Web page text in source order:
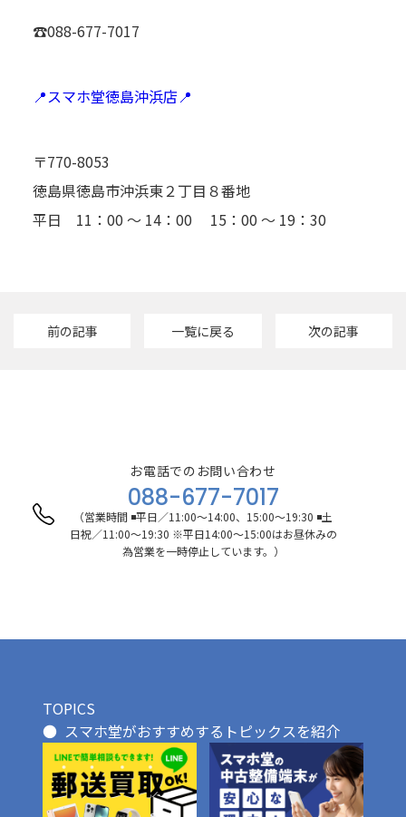
☎088-677-7017
📍スマホ堂徳島沖浜店📍
〒770-8053
徳島県徳島市沖浜東２丁目８番地
平日 11：00 ～ 14：00 15：00 ～ 19：30
前の記事 一覧に戻る 次の記事
お電話でのお問い合わせ
088-677-7017
（営業時間 ◾️平日／11:00〜14:00、15:00〜19:30 ◾️土
日祝／11:00〜19:30 ※平日14:00〜15:00はお昼休みの
為営業を一時停止しています。）
TOPICS
スマホ堂がおすすめするトピックスを紹介